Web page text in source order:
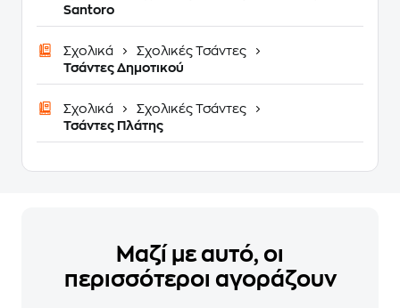
Santoro
Σχολικά
Σχολικές Τσάντες
Τσάντες Δημοτικού
Σχολικά
Σχολικές Τσάντες
Τσάντες Πλάτης
Μαζί με αυτό, οι
περισσότεροι αγοράζουν